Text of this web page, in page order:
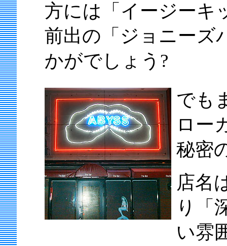
方には「イージーキ
前出の「ジョニーズ
かがでしょう?
でも
ロー
秘密
店名
り「
い雰